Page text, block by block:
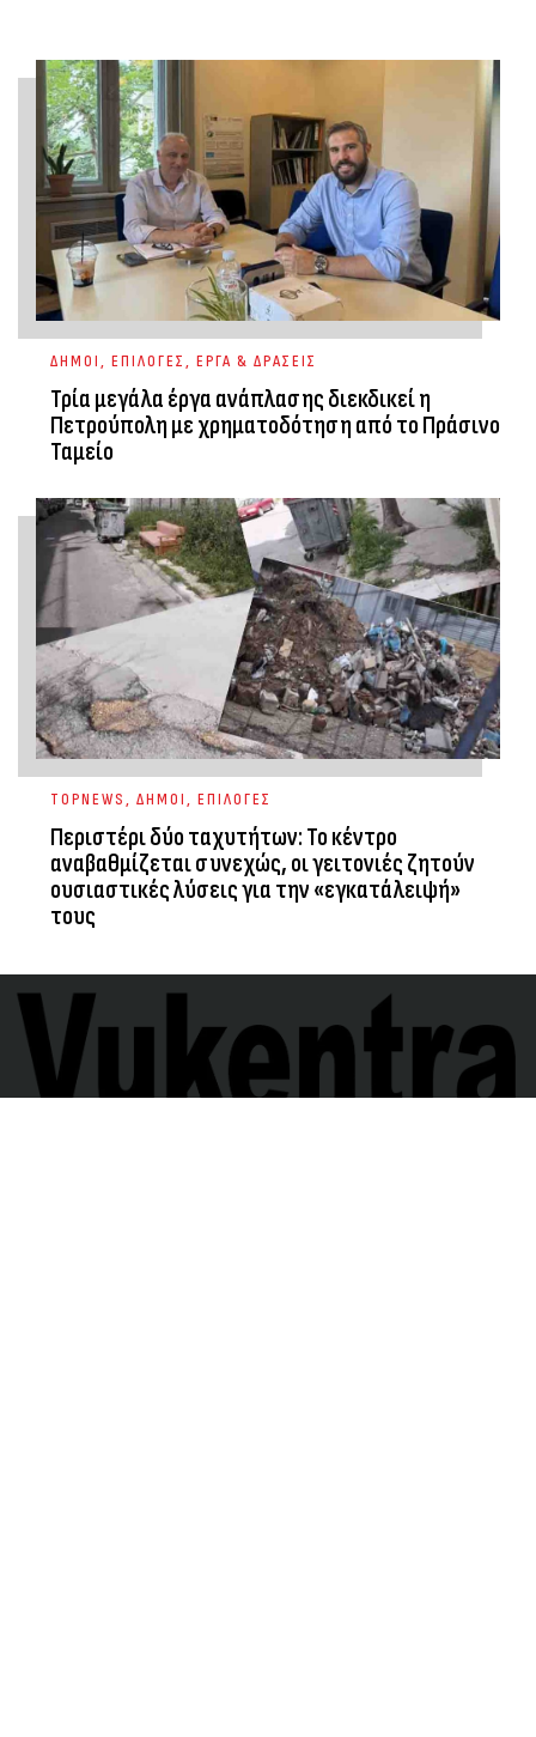
ΔΗΜΟΙ, ΕΠΙΛΟΓΕΣ, ΕΡΓΑ & ΔΡΑΣΕΙΣ
Τρία μεγάλα έργα ανάπλασης διεκδικεί η
Πετρούπολη με χρηματοδότηση από το Πράσινο
Ταμείο
TOPNEWS, ΔΗΜΟΙ, ΕΠΙΛΟΓΕΣ
Περιστέρι δύο ταχυτήτων: Το κέντρο
αναβαθμίζεται συνεχώς, οι γειτονιές ζητούν
ουσιαστικές λύσεις για την «εγκατάλειψή»
τους